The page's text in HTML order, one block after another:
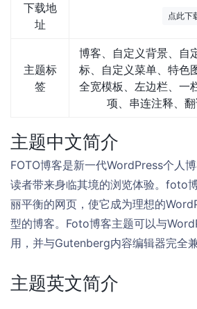
下载地
址
点此下
主题标
签
博客、自定义背景、自
标、自定义菜单、特色
全宽模板、左边栏、一
项、串连注释、
主题中文简介
FOTO博客是新一代WordPress个人
读者带来身临其境的浏览体验。foto
丽平衡的网页，使它成为理想的
型的博客。Foto博客主题可以与
用，并与Gutenberg内容编辑器完全兼
主题英文简介